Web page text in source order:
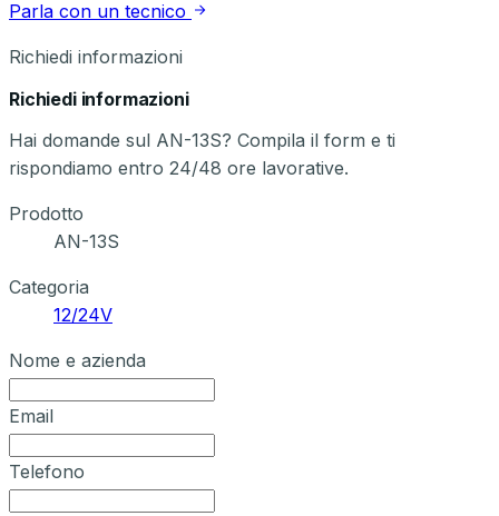
Parla con un tecnico
Richiedi informazioni
Richiedi informazioni
Hai domande sul AN-13S? Compila il form e ti
rispondiamo entro 24/48 ore lavorative.
Prodotto
AN-13S
Categoria
12/24V
Nome e azienda
Email
Telefono